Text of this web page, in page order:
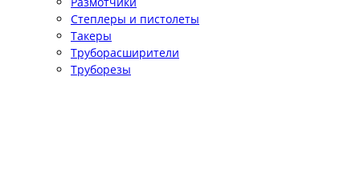
Степлеры и пистолеты
Такеры
Труборасширители
Труборезы